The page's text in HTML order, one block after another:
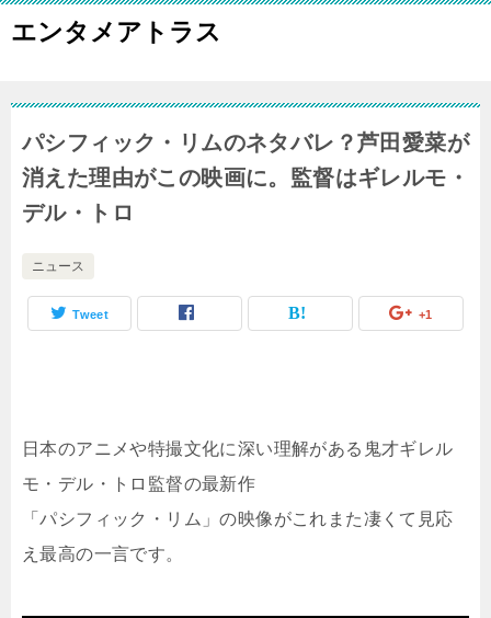
エンタメアトラス
パシフィック・リムのネタバレ？芦田愛菜が
消えた理由がこの映画に。監督はギレルモ・
デル・トロ
ニュース
Tweet +1
日本のアニメや特撮文化に深い理解がある鬼才ギレル
モ・デル・トロ監督の最新作
「パシフィック・リム」の映像がこれまた凄くて見応
え最高の一言です。